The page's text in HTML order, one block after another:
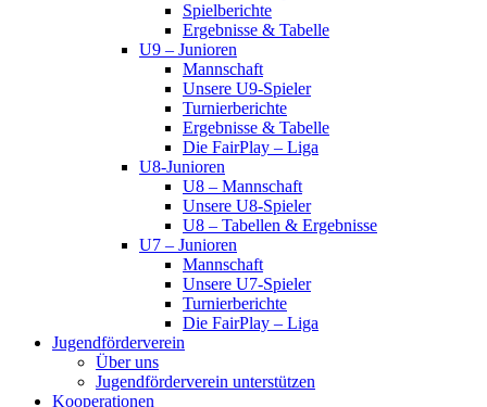
Spielberichte
Ergebnisse & Tabelle
U9 – Junioren
Mannschaft
Unsere U9-Spieler
Turnierberichte
Ergebnisse & Tabelle
Die FairPlay – Liga
U8-Junioren
U8 – Mannschaft
Unsere U8-Spieler
U8 – Tabellen & Ergebnisse
U7 – Junioren
Mannschaft
Unsere U7-Spieler
Turnierberichte
Die FairPlay – Liga
Jugendförderverein
Über uns
Jugendförderverein unterstützen
Kooperationen